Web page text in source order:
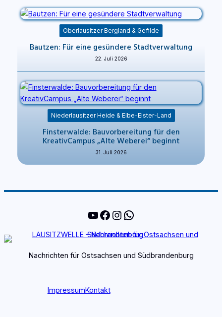
Oberlausitzer Bergland & Gefilde
Bautzen: Für eine gesündere Stadtverwaltung
22. Juli 2026
Niederlausitzer Heide & Elbe-Elster-Land
Finsterwalde: Bauvorbereitung für den
KreativCampus „Alte Weberei“ beginnt
31. Juli 2026
YouTube
Facebook
Instagram
WhatsApp
Nachrichten für Ostsachsen und Südbrandenburg
ImpressumKontakt